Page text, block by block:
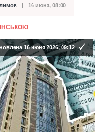
16 июня, 08:00
16 июня 2026, 09:12